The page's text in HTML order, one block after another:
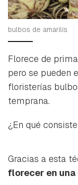
bulbos de amarilis
Florece de
pero se pueden
floristerías
temprana.
¿En qué
Gracias a esta
florecer en una